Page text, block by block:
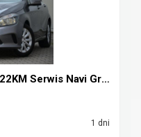
Zarejestrowany A 180 1.6i 122KM Serwis Navi Grz.fo...
1 dni